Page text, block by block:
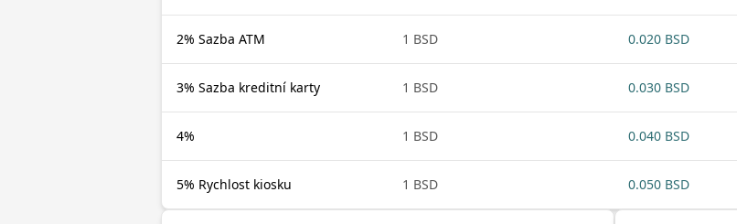
2% Sazba ATM 1 BSD 0.020 BSD
3% Sazba kreditní karty 1 BSD 0.030 BSD
4% 1 BSD 0.040 BSD
5% Rychlost kiosku 1 BSD 0.050 BSD